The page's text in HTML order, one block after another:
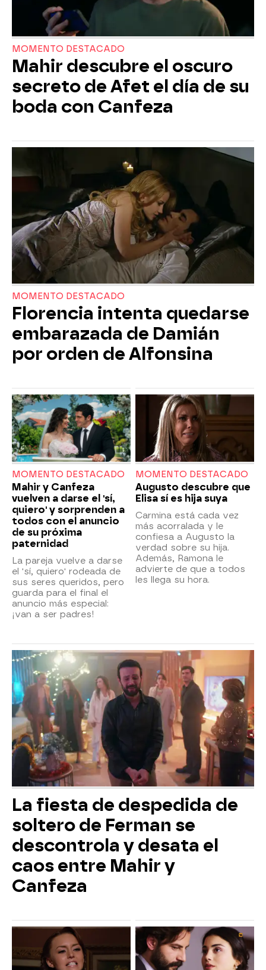
MOMENTO DESTACADO
Mahir descubre el oscuro
secreto de Afet el día de su
boda con Canfeza
MOMENTO DESTACADO
Florencia intenta quedarse
embarazada de Damián
por orden de Alfonsina
MOMENTO DESTACADO
Mahir y Canfeza
vuelven a darse el 'sí,
quiero' y sorprenden a
todos con el anuncio
de su próxima
paternidad
La pareja vuelve a darse
el 'sí, quiero' rodeada de
sus seres queridos, pero
guarda para el final el
anuncio más especial:
¡van a ser padres!
MOMENTO DESTACADO
Augusto descubre que
Elisa sí es hija suya
Carmina está cada vez
más acorralada y le
confiesa a Augusto la
verdad sobre su hija.
Además, Ramona le
advierte de que a todos
les llega su hora.
La fiesta de despedida de
soltero de Ferman se
descontrola y desata el
caos entre Mahir y
Canfeza